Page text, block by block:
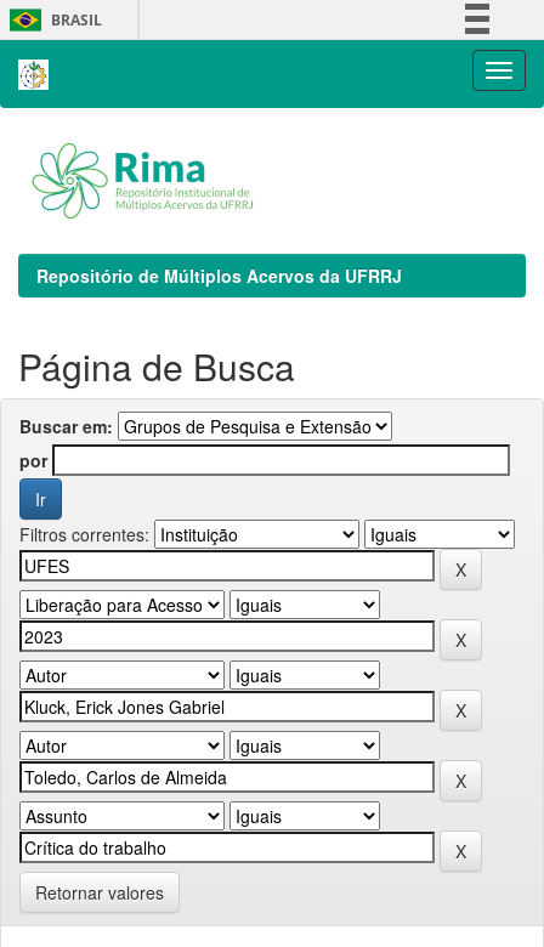
Skip
navigation
BRASIL
Repositório de Múltiplos Acervos da UFRRJ
Página de Busca
Buscar em:
por
Filtros correntes:
Retornar valores